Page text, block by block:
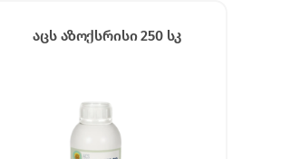
აცს აზოქსრისი 250 სკ